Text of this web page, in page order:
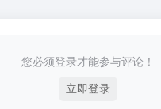
您必须登录才能参与评论！
立即登录